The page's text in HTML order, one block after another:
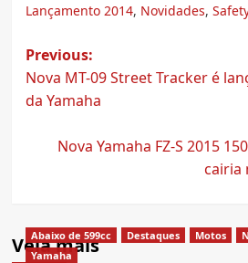
Lançamento 2014, Novidades,
Post
navigation
Previous:
Nova MT-09 Street Tracker é
da Yamaha
Nova Yamaha FZ-S 2015
cairia
Veja mais
Abaixo de 599cc Destaques Motos
Yamaha